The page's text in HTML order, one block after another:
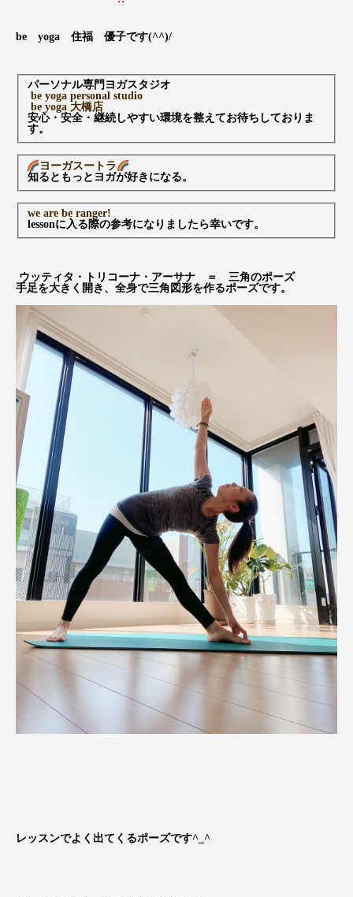
be yoga 住福 優子です(^^)/
パーソナル専門ヨガスタジオ
be yoga personal studio
be yoga 大橋店
安心・安全・継続しやすい環境を整えてお待ちしておりま
す。
ヨーガスートラ
知るともっとヨガが好きになる。
we are be ranger!
lessonに入る際の参考になりましたら幸いです。
ウッティタ・トリコーナ・アーサナ ＝ 三角のポーズ
手足を大きく開き、全身で三角図形を作るポーズです。
レッスンでよく出てくるポーズです^_^